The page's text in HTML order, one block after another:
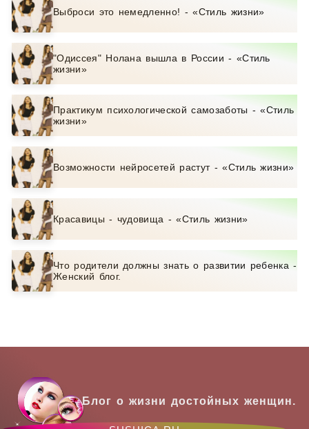
Выброси это немедленно! - «Стиль жизни»
"Одиссея" Нолана вышла в России - «Стиль
жизни»
Практикум психологической самозаботы - «Стиль
жизни»
Возможности нейросетей растут - «Стиль жизни»
Красавицы - чудовища - «Стиль жизни»
Что родители должны знать о развитии ребенка -
Женский блог.
Блог о жизни достойных женщин.